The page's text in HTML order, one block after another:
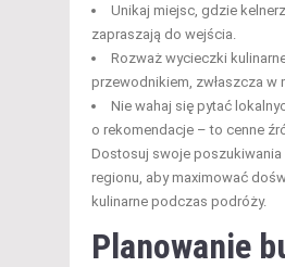
Unikaj miejsc, gdzie
zapraszają do wejścia.
Rozważ wycieczki
przewodnikiem, zwłaszcza w
Nie wahaj się pytać
o rekomendacje – to cenne
Dostosuj swoje
regionu, aby maximować
kulinarne podczas podróży.
Planowanie